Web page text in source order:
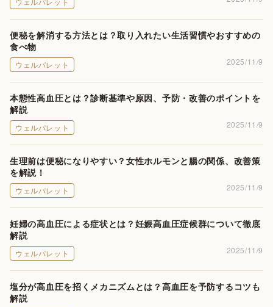
便秘を解消する方法とは？取り入れたい生活習慣やおすすめの
食べ物
ウェルパレット 2025/11/9
本態性高血圧とは？診断基準や原因、予防・改善のポイントを
解説
ウェルパレット 2025/11/9
生理前は便秘になりやすい？女性ホルモンと腸の関係、改善策
を解説！
ウェルパレット 2025/11/9
妊婦の高血圧による症状とは？妊娠高血圧症候群について徹底
解説
ウェルパレット 2025/11/9
塩分が高血圧を招くメカニズムとは？高血圧を予防するコツも
解説